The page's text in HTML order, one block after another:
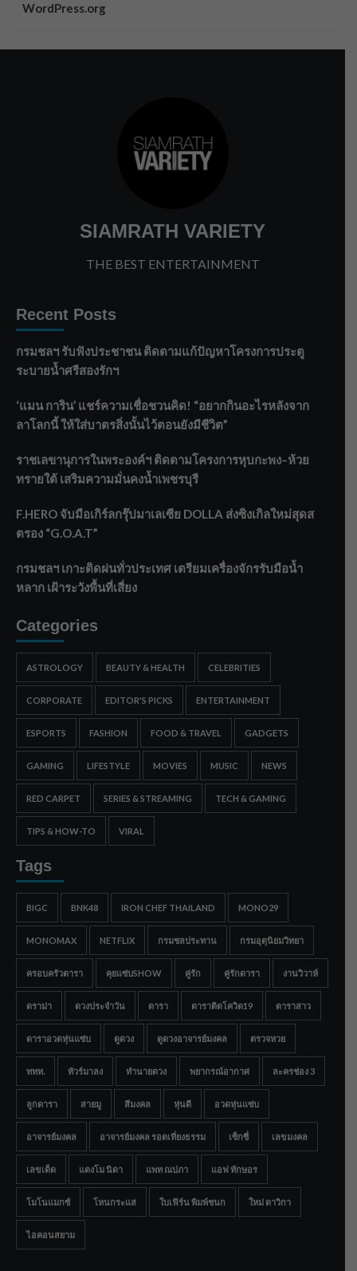
WordPress.org
SIAMRATH VARIETY
THE BEST ENTERTAINMENT
Recent Posts
กรมชลฯ รับฟังประชาชน ติดตามแก้ปัญหาโครงการประตู
ระบายน้ำศรีสองรักฯ
‘แมน การิน’ แชร์ความเชื่อชวนคิด! “อยากกินอะไรหลังจาก
ลาโลกนี้ ให้ใส่บาตรสิ่งนั้นไว้ตอนยังมีชีวิต”
ราชเลขานุการในพระองค์ฯ ติดตามโครงการหุบกะพง–ห้วย
ทรายใต้ เสริมความมั่นคงน้ำเพชรบุรี
F.HERO จับมือเกิร์ลกรุ๊ปมาเลเซีย DOLLA ส่งซิงเกิลใหม่สุดส
ตรอง “G.O.A.T”
กรมชลฯ เกาะติดฝนทั่วประเทศ เตรียมเครื่องจักรรับมือน้ำ
หลาก เฝ้าระวังพื้นที่เสี่ยง
Categories
ASTROLOGY BEAUTY & HEALTH CELEBRITIES
CORPORATE EDITOR'S PICKS ENTERTAINMENT
ESPORTS FASHION FOOD & TRAVEL GADGETS
GAMING LIFESTYLE MOVIES MUSIC NEWS
RED CARPET SERIES & STREAMING TECH & GAMING
TIPS & HOW-TO VIRAL
Tags
BIGC BNK48 IRON CHEF THAILAND MONO29
MONOMAX NETFLIX กรมชลประทาน กรมอุตุนิยมวิทยา
ครอบครัวดารา คุยแซ่บSHOW คู่รัก คู่รักดารา งานวิวาห์
ดราม่า ดวงประจำวัน ดารา ดาราติดโควิด19 ดาราสาว
ดาราอวดหุ่นแซ่บ ดูดวง ดูดวงอาจารย์มงคล ตรวจหวย
ททท. ทัวร์มาลง ทำนายดวง พยากรณ์อากาศ ละครช่อง 3
ลูกดารา สายมู สีมงคล หุ่นดี อวดหุ่นแซ่บ
อาจารย์มงคล อาจารย์มงคล รอดเที่ยงธรรม เซ็กซี่ เลขมงคล
เลขเด็ด แตงโม นิดา แพท ณปภา แอฟ ทักษอร
โมโนแมกซ์ โหนกระแส ใบเฟิร์น พิมพ์ชนก ใหม่ ดาวิกา
ไอคอนสยาม